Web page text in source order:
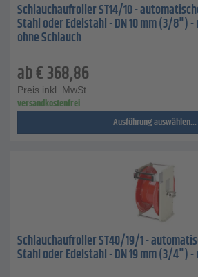
Schlauchaufroller ST14/10 -
Stahl oder Edelstahl - DN 10 mm (3/8") -
ohne Schlauch
ab€368,86
Preis inkl. MwSt.
versandkostenfrei
Ausführung auswählen...
Schlauchaufroller ST40/19/1 -
Stahl oder Edelstahl - DN 19 mm (3/4") -